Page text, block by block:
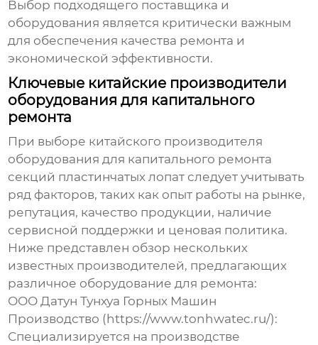
Выбор подходящего поставщика и
оборудования является критически важным
для обеспечения качества ремонта и
экономической эффективности.
Ключевые китайские производители
оборудования для капитального
ремонта
При выборе китайского производителя
оборудования для капитального ремонта
секций пластинчатых лопат следует учитывать
ряд факторов, таких как опыт работы на рынке,
репутация, качество продукции, наличие
сервисной поддержки и ценовая политика.
Ниже представлен обзор нескольких
известных производителей, предлагающих
различное оборудование для ремонта:
ООО Датун Тунхуа Горных Машин
Производство (https://www.tonhwatec.ru/):
Специализируется на производстве